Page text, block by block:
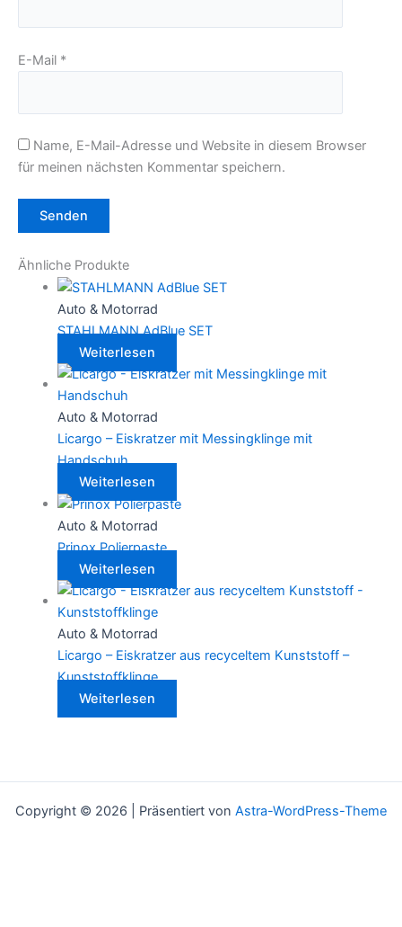
E-Mail *
Name, E-Mail-Adresse und Website in diesem Browser
für meinen nächsten Kommentar speichern.
Ähnliche Produkte
Auto & Motorrad
STAHLMANN AdBlue SET
Weiterlesen
Auto & Motorrad
Licargo – Eiskratzer mit Messingklinge mit
Handschuh
Weiterlesen
Auto & Motorrad
Prinox Polierpaste
Weiterlesen
Auto & Motorrad
Licargo – Eiskratzer aus recyceltem Kunststoff –
Kunststoffklinge
Weiterlesen
Copyright © 2026 | Präsentiert von Astra-WordPress-Theme